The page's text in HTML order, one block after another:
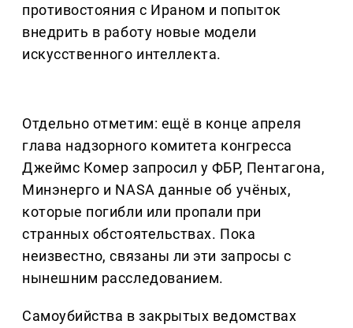
противостояния с Ираном и попыток
внедрить в работу новые модели
искусственного интеллекта.
Отдельно отметим: ещё в конце апреля
глава надзорного комитета конгресса
Джеймс Комер запросил у ФБР, Пентагона,
Минэнерго и NASA данные об учёных,
которые погибли или пропали при
странных обстоятельствах. Пока
неизвестно, связаны ли эти запросы с
нынешним расследованием.
Самоубийства в закрытых ведомствах